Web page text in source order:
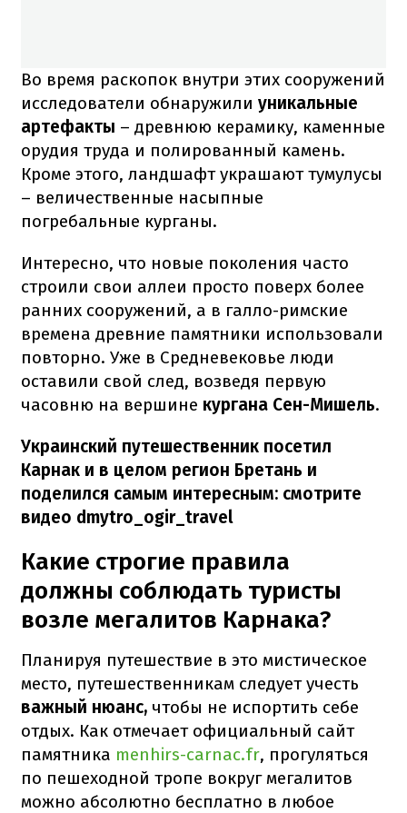
Во время раскопок внутри этих сооружений
исследователи обнаружили уникальные
артефакты – древнюю керамику, каменные
орудия труда и полированный камень.
Кроме этого, ландшафт украшают тумулусы
– величественные насыпные
погребальные курганы.
Интересно, что новые поколения часто
строили свои аллеи просто поверх более
ранних сооружений, а в галло-римские
времена древние памятники использовали
повторно. Уже в Средневековье люди
оставили свой след, возведя первую
часовню на вершине кургана Сен-Мишель.
Украинский путешественник посетил
Карнак и в целом регион Бретань и
поделился самым интересным: смотрите
видео dmytro_ogir_travel
Какие строгие правила
должны соблюдать туристы
возле мегалитов Карнака?
Планируя путешествие в это мистическое
место, путешественникам следует учесть
важный нюанс, чтобы не испортить себе
отдых. Как отмечает официальный сайт
памятника menhirs-carnac.fr, прогуляться
по пешеходной тропе вокруг мегалитов
можно абсолютно бесплатно в любое